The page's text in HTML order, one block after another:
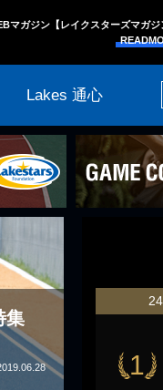
マガジン【レイクスターズマガジ
Lakes 通心
集
1